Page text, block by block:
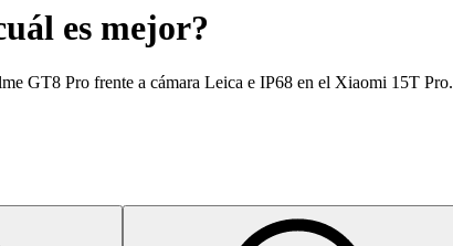
es mejor?
GT8 Pro frente a cámara Leica e IP68 en el Xiaomi 15T Pro.